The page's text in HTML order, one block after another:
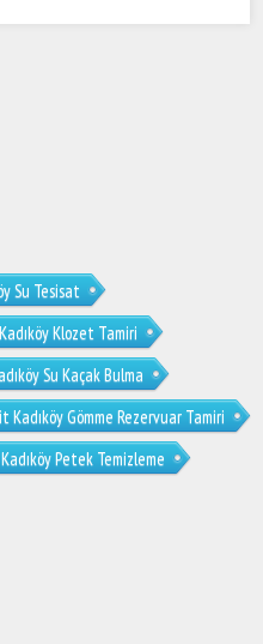
Su Tesisat
Klozet Tamiri
Su Kaçak Bulma
Kadıköy Gömme Rezervuar Tamiri
Petek Temizleme